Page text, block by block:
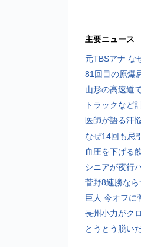
主要ニュース
元TBSアナ な
81回目の原爆
山形の高速道
トラックなど
医師が語る汗
なぜ14回も忌
血圧を下げる
シニアが夜行
菅野8連勝な
巨人 今オフに
長州小力がク
とうとう脱い